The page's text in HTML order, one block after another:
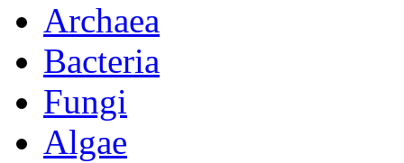
Archaea
Bacteria
Fungi
Algae